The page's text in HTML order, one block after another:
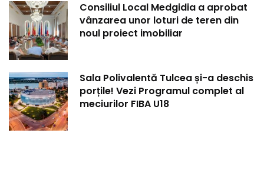
Consiliul Local Medgidia a aprobat
vânzarea unor loturi de teren din
noul proiect imobiliar
Sala Polivalentă Tulcea și-a deschis
porțile! Vezi Programul complet al
meciurilor FIBA U18